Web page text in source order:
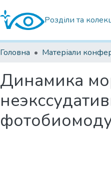
Розділи та
Головна Матеріали
Динамика